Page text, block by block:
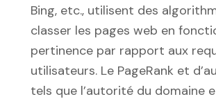
Bing, etc., utilisent des
classer les pages web en
pertinence par rapport aux
utilisateurs. Le PageRank et
tels que l’autorité du domaine